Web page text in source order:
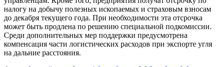
налогу на добычу полезных ископаемых и страховым взносам
до декабря текущего года. При необходимости эта отсрочка
может быть продлена по решению специальной подкомиссии.
Среди дополнительных мер поддержки предусмотрена
компенсация части логистических расходов при экспорте угля
на дальние расстояния.